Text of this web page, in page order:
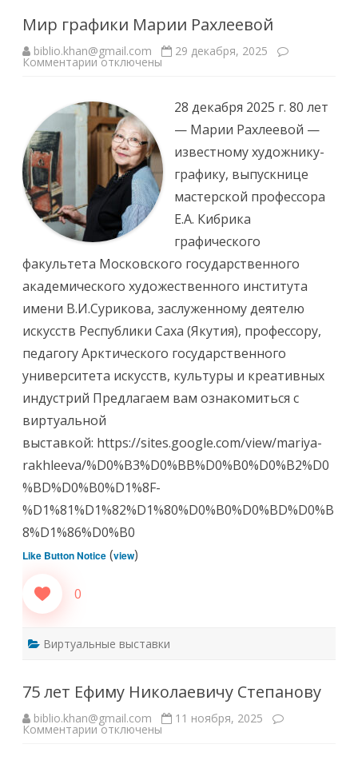
Мир графики Марии Рахлеевой
biblio.khan@gmail.com 29 декабря, 2025
Комментариик
Марии
Рахлеевой
отключены
28 декабря 2025 г. 80 лет
— Марии Рахлеевой —
известному художнику-
графику, выпускнице
мастерской профессора
Е.А. Кибрика
графического
факультета Московского государственного
академического художественного института
имени В.И.Сурикова, заслуженному деятелю
искусств Республики Саха (Якутия), профессору,
педагогу Арктического государственного
университета искусств, культуры и креативных
индустрий Предлагаем вам ознакомиться с
виртуальной
выставкой: https://sites.google.com/view/mariya-
rakhleeva/%D0%B3%D0%BB%D0%B0%D0%B2%D0
%BD%D0%B0%D1%8F-
%D1%81%D1%82%D1%80%D0%B0%D0%BD%D0%B
8%D1%86%D0%B0
Like Button Notice (view)
0
Виртуальные выставки
75 лет Ефиму Николаевичу Степанову
biblio.khan@gmail.com 11 ноября, 2025
Комментариикотключены